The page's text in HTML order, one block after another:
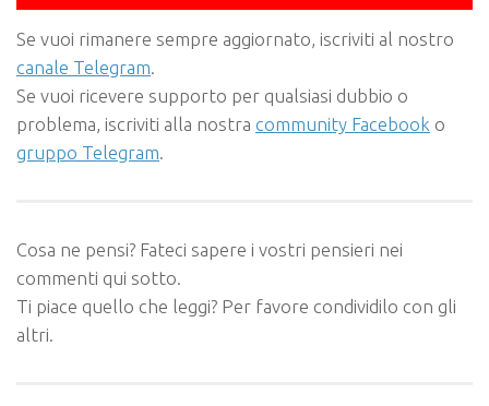
Se vuoi rimanere sempre aggiornato, iscriviti al nostro
canale Telegram.
Se vuoi ricevere supporto per qualsiasi dubbio o
problema, iscriviti alla nostra community Facebook o
gruppo Telegram.
Cosa ne pensi? Fateci sapere i vostri pensieri nei
commenti qui sotto.
Ti piace quello che leggi? Per favore condividilo con gli
altri.